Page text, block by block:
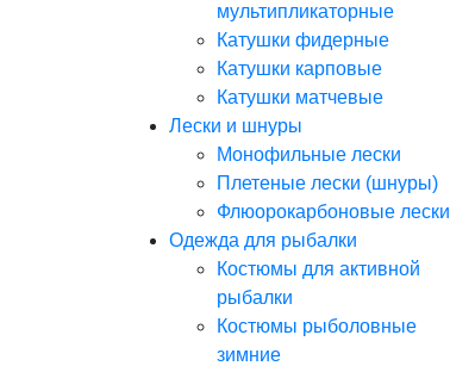
мультипликаторные
Катушки фидерные
Катушки карповые
Катушки матчевые
Лески и шнуры
Монофильные лески
Плетеные лески (шнуры)
Флюорокарбоновые лески
Одежда для рыбалки
Костюмы для активной
рыбалки
Костюмы рыболовные
зимние